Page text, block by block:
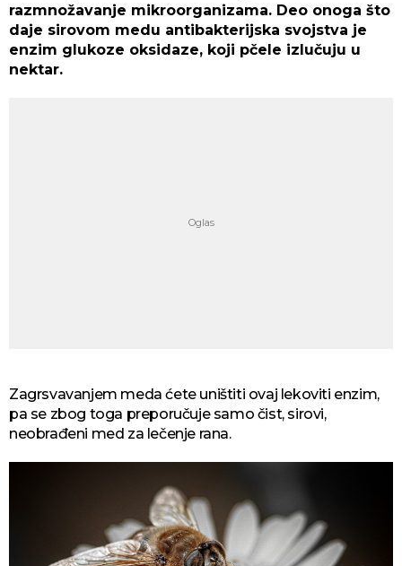
razmnožavanje mikroorganizama. Deo onoga što
daje sirovom medu antibakterijska svojstva je
enzim glukoze oksidaze, koji pčele izlučuju u
nektar.
Zagrsvavanjem meda ćete uništiti ovaj lekoviti enzim,
pa se zbog toga preporučuje samo čist, sirovi,
neobrađeni med za lečenje rana.